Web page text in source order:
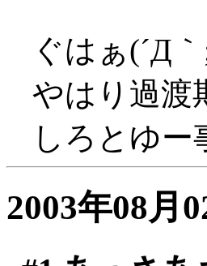
ぐはぁ(´Д
やはり過渡
しろとゆ
2003年08月